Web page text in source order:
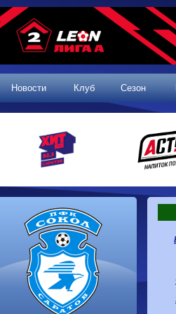
Новости Клуб Сезон
1 тур, 19.07.2026
1-1
Калуга
Динамо
0-0
Волгарь
0-0
Динамо-Брянск
2-1
Алания
1-2 Сибирь